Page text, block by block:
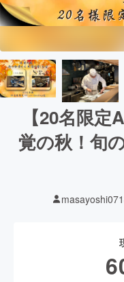
【20名限
覚の秋！旬